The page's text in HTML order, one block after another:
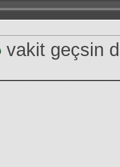
vakit geçsin